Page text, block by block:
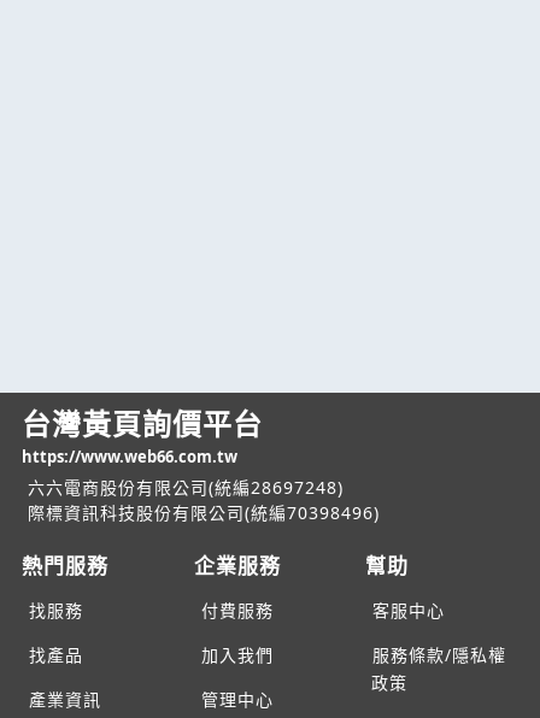
台灣黃頁詢價平台
https://www.web66.com.tw
六六電商股份有限公司(統編28697248)
際標資訊科技股份有限公司(統編70398496)
熱門服務
找服務
找產品
產業資訊
企業服務
付費服務
加入我們
管理中心
幫助
客服中心
服務條款/隱私權
政策